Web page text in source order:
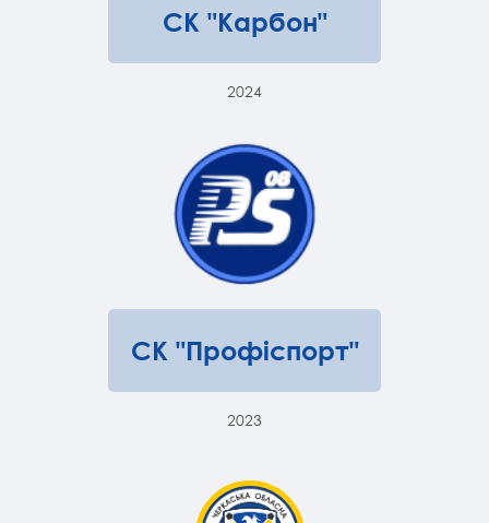
СК "Карбон"
2024
СК "Профіспорт"
2023